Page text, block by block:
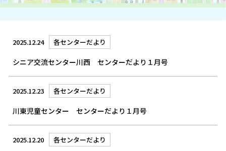
2025.12.24 各センターだより
シニア交流センター川西 センターだより１月号
2025.12.23 各センターだより
川東児童センター センターだより１月号
2025.12.20 各センターだより